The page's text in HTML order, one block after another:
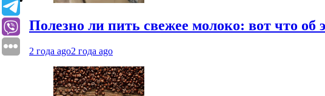
Полезно ли пить свежее молоко: вот что
2 года ago2 года ago